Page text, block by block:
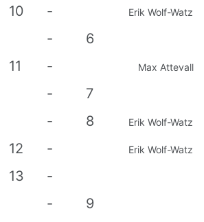
10
- Erik Wolf-Watz
-
6
11
- Max Attevall
-
7
-
8 Erik Wolf-Watz
12 - Erik Wolf-Watz
13 -
-
9